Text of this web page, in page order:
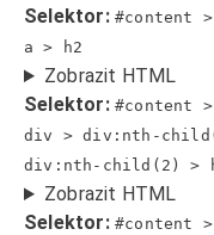
Selektor: #content
a > h2
Zobrazit HTML
Selektor: #content
div > div:nth-
div:nth-child(2) >
Zobrazit HTML
Selektor: #content